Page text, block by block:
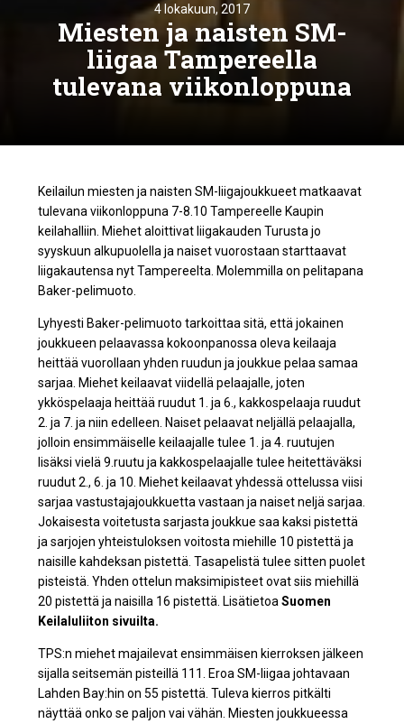
4 lokakuun, 2017
Miesten ja naisten SM-
liigaa Tampereella
tulevana viikonloppuna
Keilailun miesten ja naisten SM-liigajoukkueet matkaavat
tulevana viikonloppuna 7-8.10 Tampereelle Kaupin
keilahalliin. Miehet aloittivat liigakauden Turusta jo
syyskuun alkupuolella ja naiset vuorostaan starttaavat
liigakautensa nyt Tampereelta. Molemmilla on pelitapana
Baker-pelimuoto.
Lyhyesti Baker-pelimuoto tarkoittaa sitä, että jokainen
joukkueen pelaavassa kokoonpanossa oleva keilaaja
heittää vuorollaan yhden ruudun ja joukkue pelaa samaa
sarjaa. Miehet keilaavat viidellä pelaajalle, joten
ykköspelaaja heittää ruudut 1. ja 6., kakkospelaaja ruudut
2. ja 7. ja niin edelleen. Naiset pelaavat neljällä pelaajalla,
jolloin ensimmäiselle keilaajalle tulee 1. ja 4. ruutujen
lisäksi vielä 9.ruutu ja kakkospelaajalle tulee heitettäväksi
ruudut 2., 6. ja 10. Miehet keilaavat yhdessä ottelussa viisi
sarjaa vastustajajoukkuetta vastaan ja naiset neljä sarjaa.
Jokaisesta voitetusta sarjasta joukkue saa kaksi pistettä
ja sarjojen yhteistuloksen voitosta miehille 10 pistettä ja
naisille kahdeksan pistettä. Tasapelistä tulee sitten puolet
pisteistä. Yhden ottelun maksimipisteet ovat siis miehillä
20 pistettä ja naisilla 16 pistettä. LisätietoaSuomen
Keilaluliiton sivuilta.
TPS:n miehet majailevat ensimmäisen kierroksen jälkeen
sijalla seitsemän pisteillä 111. Eroa SM-liigaa johtavaan
Lahden Bay:hin on 55 pistettä. Tuleva kierros pitkälti
näyttää onko se paljon vai vähän. Miesten joukkueessa